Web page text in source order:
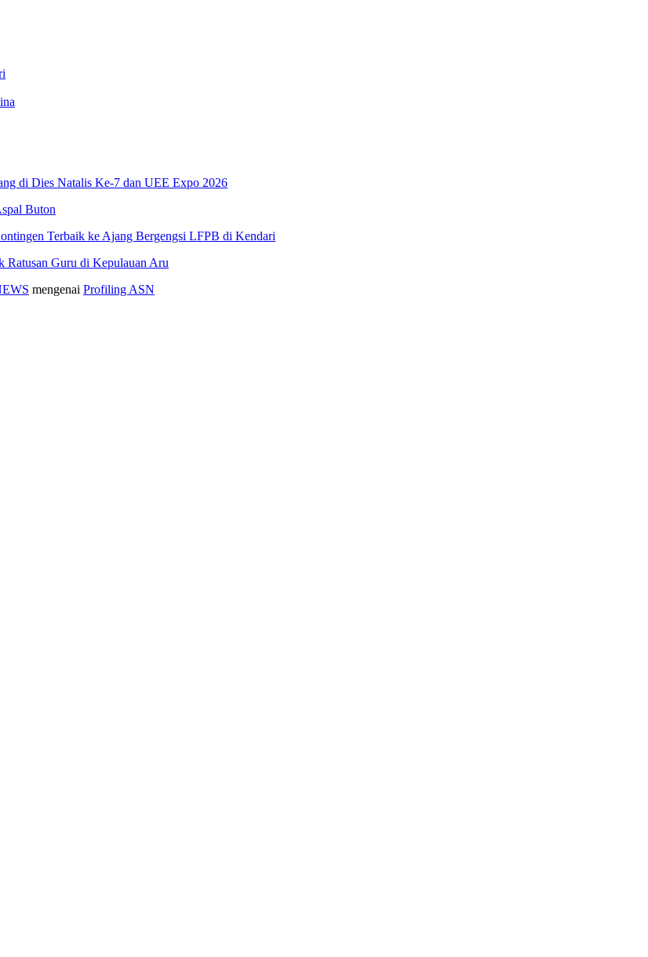
di Dies Natalis Ke-7 dan UEE Expo 2026
Buton
Terbaik ke Ajang Bergengsi LFPB di Kendari
Ratusan Guru di Kepulauan Aru
mengenai Profiling ASN